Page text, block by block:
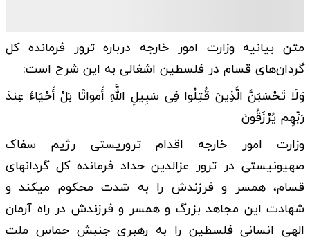
متن بیانیه وزارت امور خارجه درباره ترور فرمانده کل
گردان‌های قسام در فلسطین اشغالی به این شرح است:
وَلَا تَحْسَبَنَّ الَّذِینَ قُتِلُوا فِی سَبِیلِ اللَّهِ أَمواتًا بَلْ أَحْیَاءٌ عِندَ
رَبِّهِم یُرْزَقُونَ
وزارت امور خارجه اقدام تروریستی رژیم سفاک
صهیونیستی در ترور عزالدین حداد فرمانده کل گردانهای
قسام، همسر و فرزندش را به شدت محکوم میکند و
شهادت این مجاهد بزرگ و همسر و فرزندش در راه آرمان
الهی انسانی فلسطین را به رهبری جنبش حماس ملت